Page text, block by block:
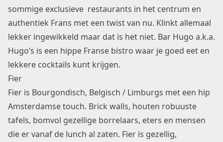
sommige exclusieve restaurants in het centrum en
authentiek Frans met een twist van nu. Klinkt allemaal
lekker ingewikkeld maar dat is het niet. Bar Hugo a.k.a.
Hugo’s is een hippe Franse bistro waar je goed eet en
lekkere cocktails kunt krijgen.
Fier
Fier is Bourgondisch, Belgisch / Limburgs met een hip
Amsterdamse touch. Brick walls, houten robuuste
tafels, bomvol gezellige borrelaars, eters en mensen
die er vanaf de lunch al zaten. Fier is gezellig,